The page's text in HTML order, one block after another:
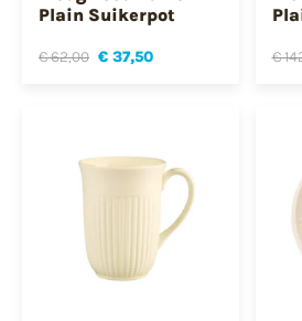
Plain Suikerpot
€ 62,00 € 37,50 €